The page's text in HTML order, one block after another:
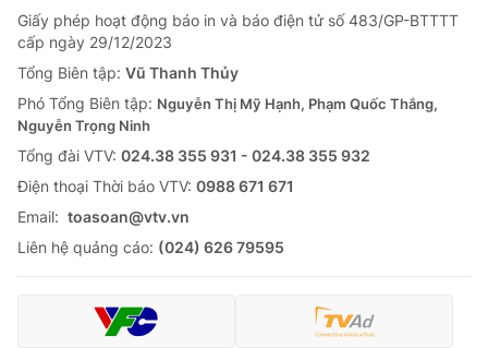
Giấy phép hoạt động báo in và báo điện tử số 483/GP-BTTTT
cấp ngày 29/12/2023
Tổng Biên tập: Vũ Thanh Thủy
Phó Tổng Biên tập: Nguyễn Thị Mỹ Hạnh, Phạm Quốc Thắng,
Nguyễn Trọng Ninh
Tổng đài VTV: 024.38 355 931 - 024.38 355 932
Ðiện thoại Thời báo VTV: 0988 671 671
Email: toasoan@vtv.vn
Liên hệ quảng cáo: (024) 626 79595